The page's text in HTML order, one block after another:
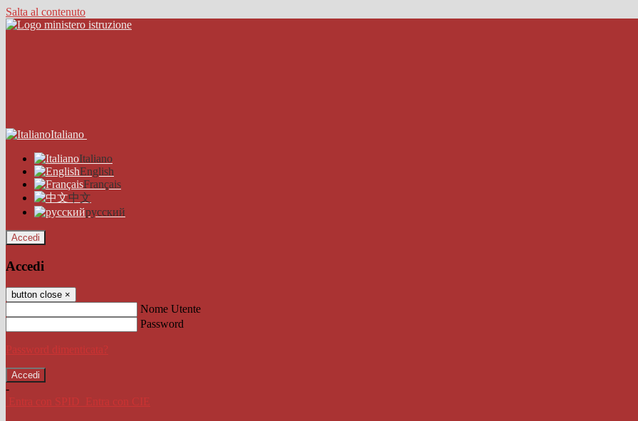
Salta al contenuto
Italiano
Italiano
English
Français
中文
русский
Accedi
Accedi
button close ×
Nome Utente
Password
Password dimenticata?
-
Entra con SPID
Entra con CIE